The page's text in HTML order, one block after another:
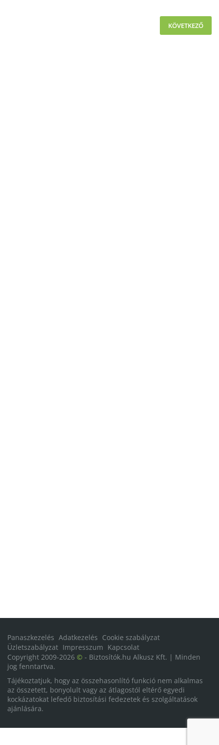
KÖVETKEZŐ
Panaszkezelés Adatkezelés Cookie szabályzat
Üzletszabályzat Impresszum Kapcsolat
Copyright 2009-2026 © - Biztosítók.hu Alkusz Kft. | Minden
jog fenntartva.
Tájékoztatjuk, hogy az összehasonlító funkció nem alkalmas
az összetett, bonyolult vagy az átlagostól eltérő egyedi
kockázatokat lefedő biztosítási fedezetek és szolgáltatások
ajánlására.